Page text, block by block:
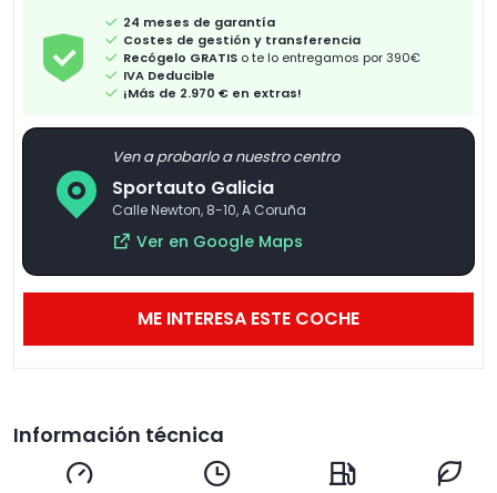
24 meses de garantía
Costes de gestión y transferencia
Recógelo GRATIS o te lo entregamos por 390€
IVA Deducible
¡Más de 2.970 € en extras!
Ven a probarlo a nuestro centro
Sportauto Galicia
Calle Newton, 8-10, A Coruña
Ver en Google Maps
ME INTERESA ESTE COCHE
Información técnica